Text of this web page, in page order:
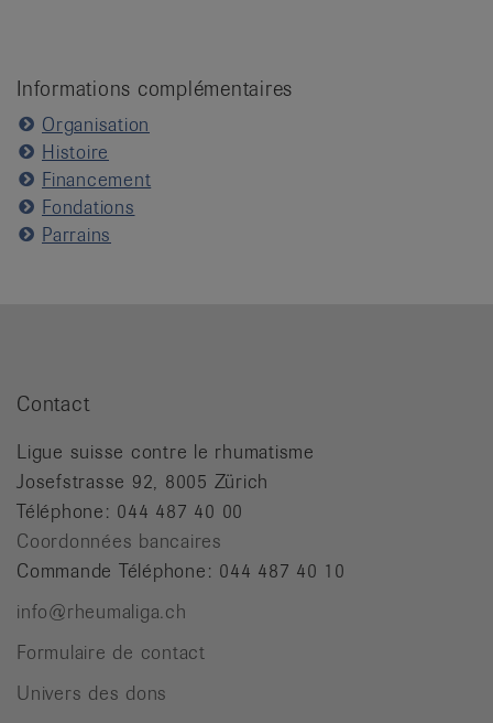
Informations complémentaires
Organisation
Histoire
Financement
Fondations
Parrains
Contact
Ligue suisse contre le rhumatisme
Josefstrasse 92, 8005 Zürich
Téléphone: 044 487 40 00
Coordonnées bancaires
Commande Téléphone: 044 487 40 10
info@rheumaliga.ch
Formulaire de contact
Univers des dons